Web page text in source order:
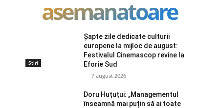
asemanatoare
Stiri
Șapte zile dedicate culturii
europene la mijloc de august:
Festivalul Cinemascop revine la
Eforie Sud
7 august 2026
Doru Huțuțui: „Managementul
înseamnă mai puțin să ai toate